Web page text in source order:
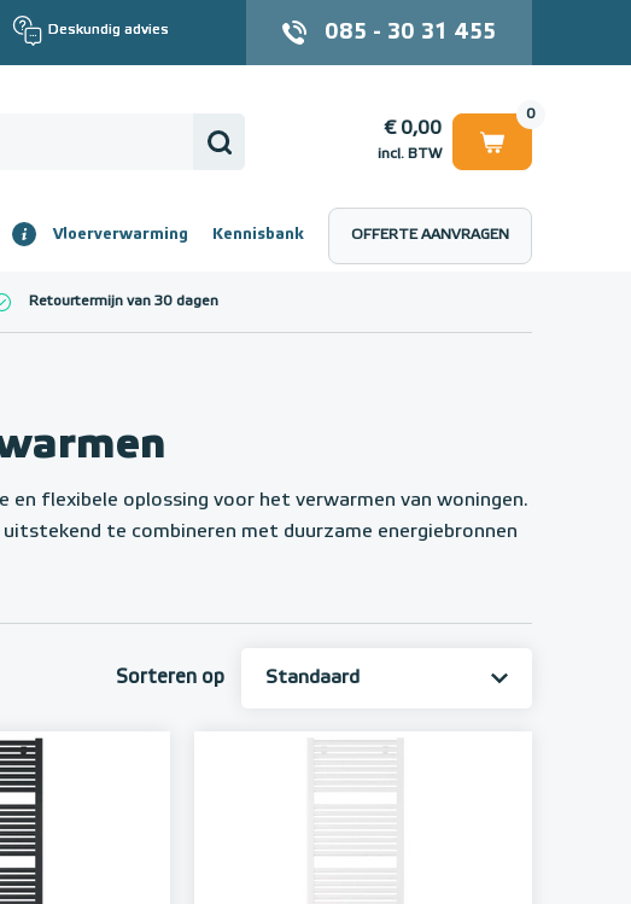
Deskundig advies 085 - 30 31 455
0
€ 0,00
incl. BTW
€ 0,00
Vloerverwarming Kennisbank OFFERTE AANVRAGEN
Retourtermijn van 30 dagen
flexibele oplossing voor het verwarmen van woningen.
te combineren met duurzame energiebronnen
Sorteren op